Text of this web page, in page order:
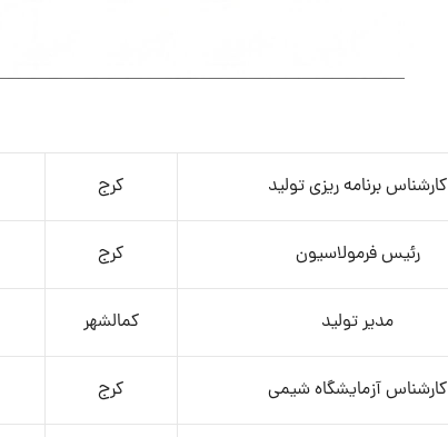
کارشناس برنامه ریزی تولید کرج
رئیس فرمولاسیون کرج
مدیر تولید کمالشهر
کارشناس آزمایشگاه شیمی کرج